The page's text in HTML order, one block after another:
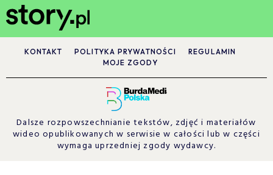
KONTAKT POLITYKA PRYWATNOŚCI
REGULAMIN
MOJE ZGODY
Dalsze rozpowszechnianie tekstów, zdjęć i materiałów
wideo opublikowanych w serwisie w całości lub w części
wymaga uprzedniej zgody wydawcy.